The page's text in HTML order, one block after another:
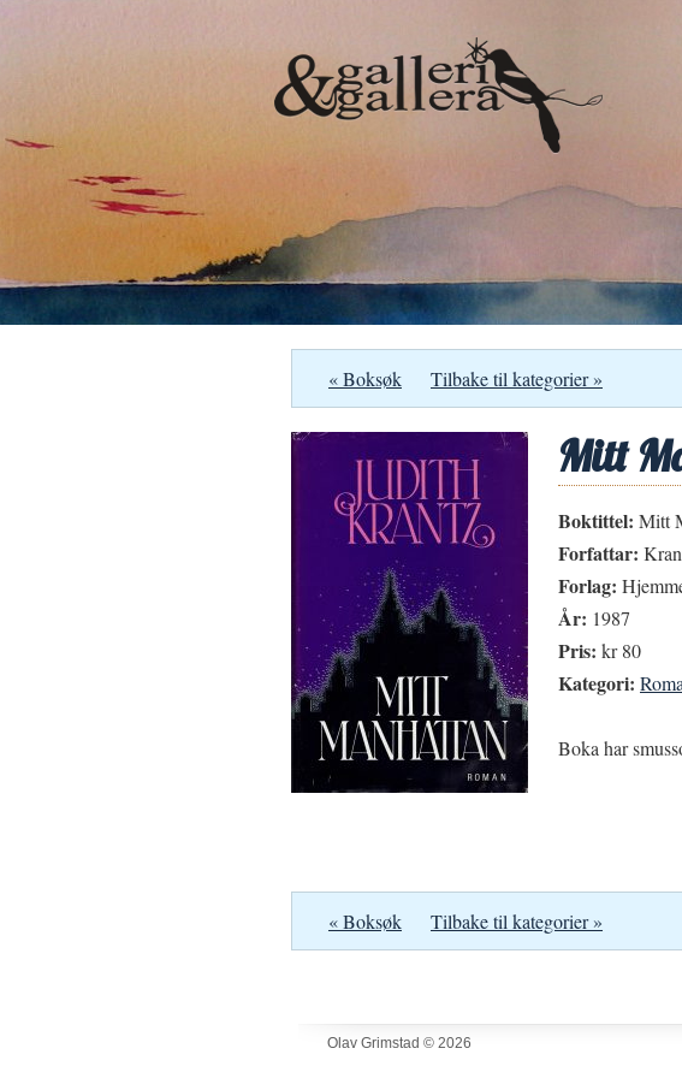
« Boksøk Tilbake til kategorier »
Mitt
Boktittel: Mitt
Forfattar:
Forlag:
År: 1987
Pris: kr 80
Kategori:
Boka har
« Boksøk Tilbake til kategorier »
Olav Grimstad © 2026